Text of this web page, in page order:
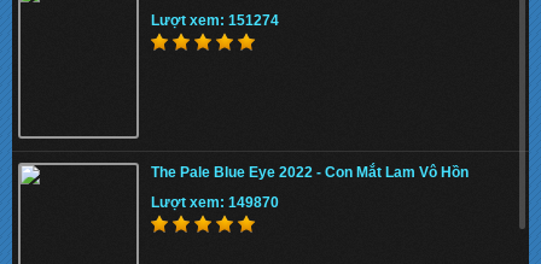
Lượt xem: 151274
The Pale Blue Eye 2022 - Con Mắt Lam Vô Hồn
Lượt xem: 149870